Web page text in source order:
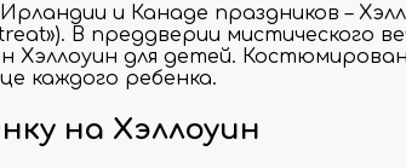
и Канаде праздников –
В преддверии
для детей.
каждого ребенка.
на Хэллоуин